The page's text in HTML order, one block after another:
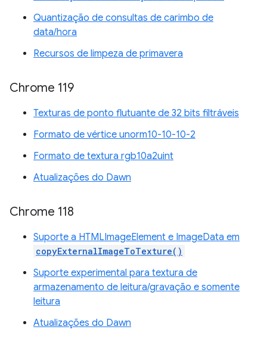
Quantização de consultas de carimbo de
data/hora
Recursos de limpeza de primavera
Chrome 119
Texturas de ponto flutuante de 32 bits filtráveis
Formato de vértice unorm10-10-10-2
Formato de textura rgb10a2uint
Atualizações do Dawn
Chrome 118
Suporte a HTMLImageElement e ImageData em
copyExternalImageToTexture()
Suporte experimental para textura de
armazenamento de leitura/gravação e somente
leitura
Atualizações do Dawn